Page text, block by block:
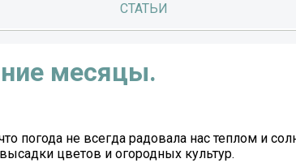
СТАТЬИ
месяцы.
погода не всегда радовала нас теплом и
цветов и огородных культур.